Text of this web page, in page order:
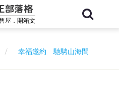
部落格
屋．開箱文
幸福邀約 馳騁山海間